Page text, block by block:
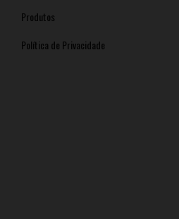
Produtos
Política de Privacidade